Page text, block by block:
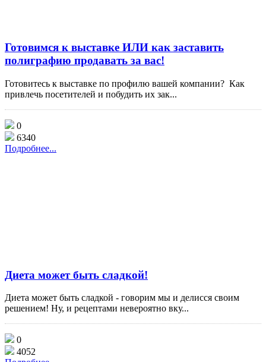
Готовимся к выставке ИЛИ как заставить
полиграфию продавать за вас!
Готовитесь к выставке по профилю вашей компании? Как
привлечь посетителей и побудить их зак...
0
6340
Подробнее...
Диета может быть сладкой!
Диета может быть сладкой - говорим мы и делисся своим
решением! Ну, и рецептами невероятно вку...
0
4052